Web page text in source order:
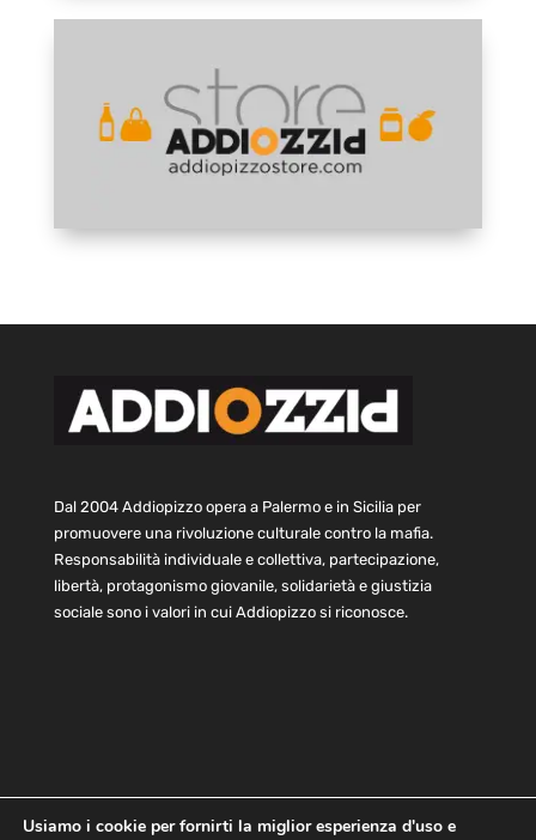
Dal 2004 Addiopizzo opera a Palermo e in Sicilia per
promuovere una rivoluzione culturale contro la mafia.
Responsabilità individuale e collettiva, partecipazione,
libertà, protagonismo giovanile, solidarietà e giustizia
sociale sono i valori in cui Addiopizzo si riconosce.
Usiamo i cookie per fornirti la miglior esperienza d'uso e